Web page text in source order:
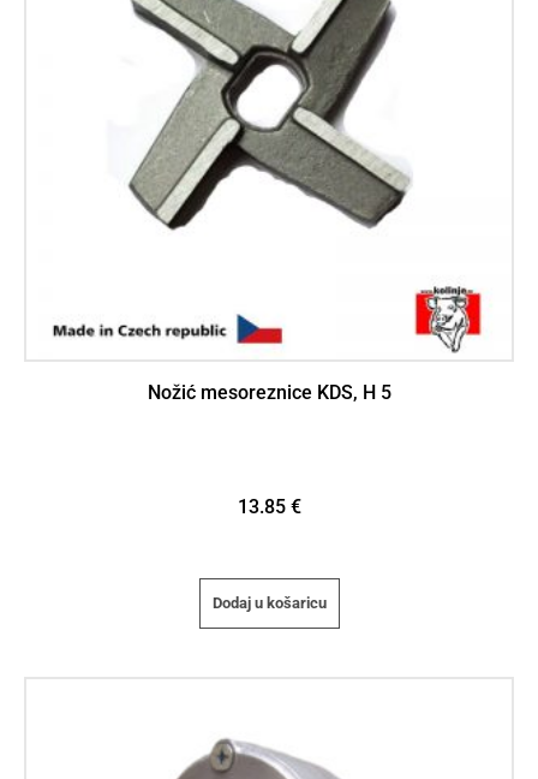
Nožić mesoreznice KDS, H 5
13.85 €
Dodaj u košaricu